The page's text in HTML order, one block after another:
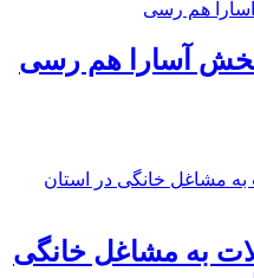
بخش آسارا هم رسی
به مشاغل خانگی